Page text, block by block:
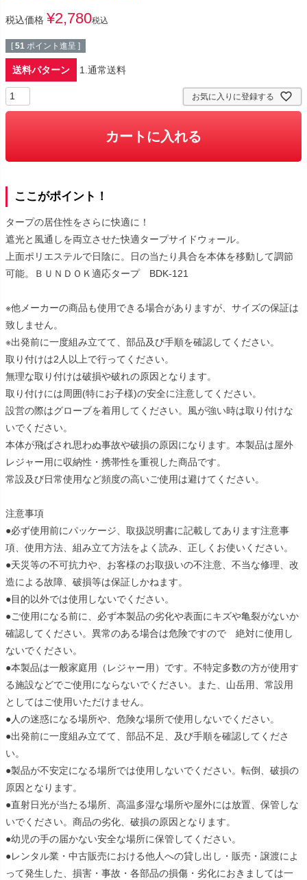
税込価格 ¥2,780税込
[ 51 ポイント進呈 ]
送料パターン 1.通常送料
お気に入りに登録する
カートに入れる
ここがポイント！
タープの居住性をさらに快適に！
遮光と風通しを両立させた快適タープサイドウォール。
上面ポリエステルで日陰に。日の当たり具合を本体を移動して調節
可能。ＢＵＮＤＯＫ適応タープ BDK-121
※他メーカーの商品も使用できる場合がありますが、サイズの保証は
致しません。
※出発前に一度組み立てて、部品及び手順を確認してください。
取り付けは2人以上で行ってください。
無理な取り付けは破損や破れの原因となります。
取り付けには周囲(特にお子様)の安全に注意してください。
設営の際はグローブを着用してください。風が強い時は取り付けな
いでください。
本体が飛ばされ思わぬ事故や破損の原因になります。本製品は屋外
レジャー用に収納性・携帯性を重視した商品です。
常設及び日常使用など頻度の高いご使用は避けてください。
注意事項
●必ず使用前にパッケージ、取扱説明書に記載してあります注意事
項、使用方法、組み立て方法をよく読み、正しくお使いください。
●天災等の不可抗力や、お客様のお取扱いの不注意、不当な修理、改
造による故障、破損等は保証しかねます。
●目的以外では使用しないでください。
●ご使用になる前に、必ず本製品の劣化や表面にキズや亀裂がないか
確認してください。異常のある場合は危険ですので 絶対に使用し
ないでください。
●本製品は一般家庭用（レジャー用）です。不特定多数の方が使用す
る施設などでご使用にならないでください。また、山岳用、常設用
としてはご使用いただけません。
●人の迷惑になる場所や、危険な場所で使用しないでください。
●出発前に一度組み立てて、部品不足、及び手順を確認してくださ
い。
●製品が不安定になる場所では使用しないでください。転倒、破損の
原因となります。
●直射日光が当たる場所、高温多湿な場所や屋外には放置、保管しな
いでください。商品の劣化、破損の原因となります。
●幼児の手の届かない安全な場所に保管してください。
●レンタル業・中古販売における他人への貸し出し・販売・譲渡によ
って発生した、損害・事故・各部品の損傷・劣化におきましては一